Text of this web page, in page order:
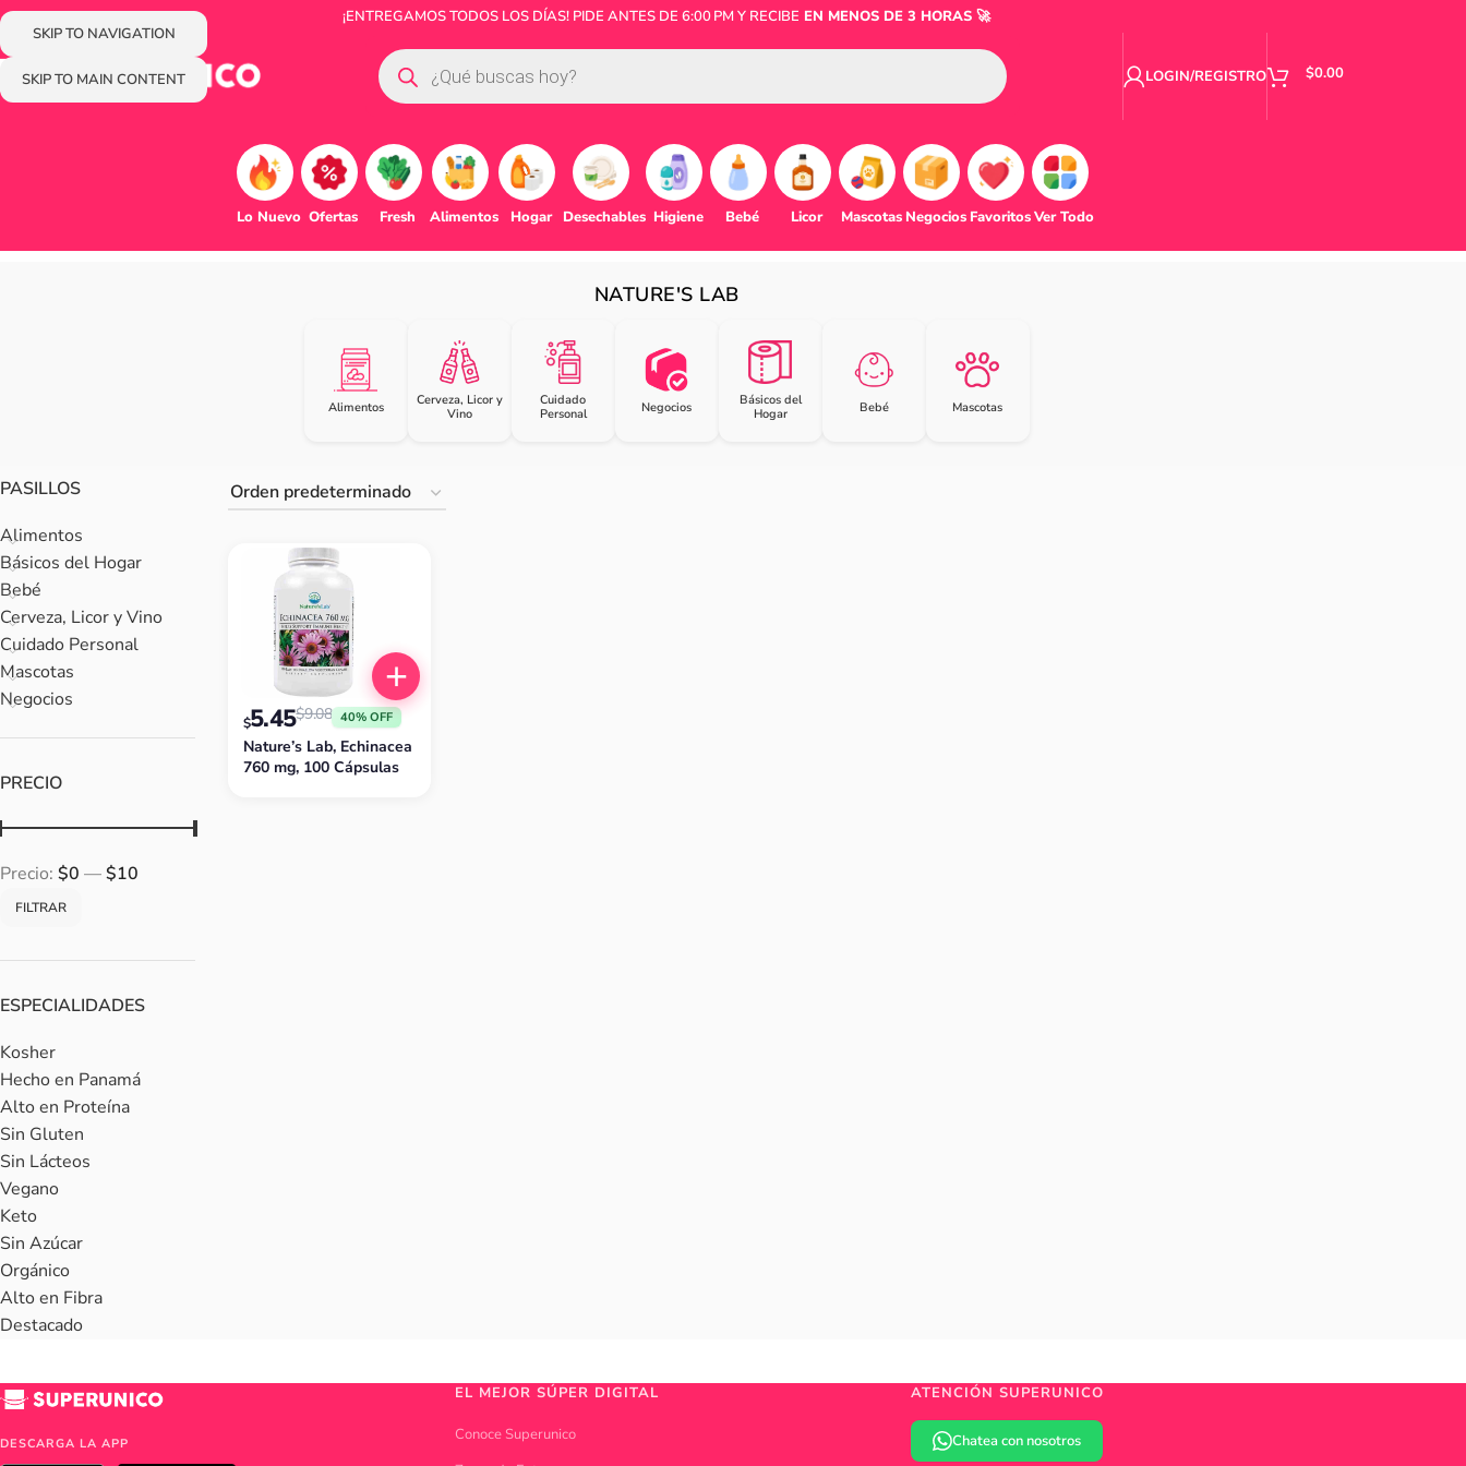
SKIP TO NAVIGATION
SKIP TO MAIN CONTENT
¡ENTREGAMOS TODOS LOS DÍAS! PIDE ANTES DE 6:00 PM Y RECIBE EN MENOS DE 3 HORAS 🚀
LOGIN/REGISTRO $0.00
Lo Nuevo Ofertas Fresh Alimentos Hogar Desechables Higiene Bebé Licor Mascotas Negocios FavoritosVer Todo
NATURE'S LAB
Alimentos
Cerveza, Licor y
Vino
Cuidado
Personal
Negocios
Básicos del
Hogar
Bebé Mascotas
PASILLOS
Alimentos
Básicos del Hogar
Bebé
Cerveza, Licor y Vino
Cuidado Personal
Mascotas
Negocios
PRECIO
FILTRAR
Precio: $0 —$10
ESPECIALIDADES
Kosher
Hecho en Panamá
Alto en Proteína
Sin Gluten
Sin Lácteos
Vegano
Keto
Sin Azúcar
Orgánico
Alto en Fibra
Destacado
Nature’s Lab, Echinacea
760 mg, 100 Cápsulas
$9.08
$5.45 40% OFF
DESCARGA LA APP
EL MEJOR SÚPER DIGITAL
Conoce Superunico
ATENCIÓN SUPERUNICO
Chatea con nosotros